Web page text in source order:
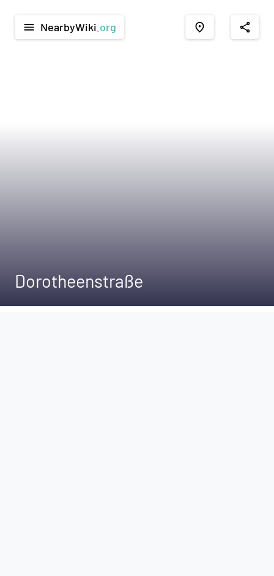
menu NearbyWiki .org place share
Dorotheenstraße